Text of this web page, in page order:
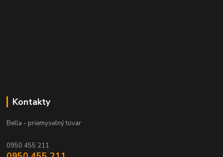
Kontakty
Bella - priemyselný tovar
0950 455 211